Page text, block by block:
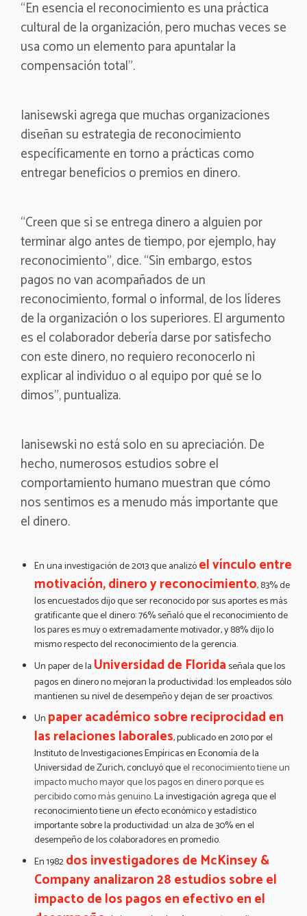
“En esencia el reconocimiento es una práctica
cultural de la organización, pero muchas veces se
usa como un elemento para apuntalar la
compensación total”.
Ianisewski agrega que muchas organizaciones
diseñan su estrategia de reconocimiento
específicamente en torno a prácticas como
entregar beneficios o premios en dinero.
“Creen que si se entrega dinero a alguien por
terminar algo antes de tiempo, por ejemplo, hay
reconocimiento”, dice. “Sin embargo, estos
pagos no van acompañados de un
reconocimiento, formal o informal, de los líderes
de la organización o los superiores. El argumento
es el colaborador debería darse por satisfecho
con este dinero, no requiero reconocerlo ni
explicar al individuo o al equipo por qué se lo
dimos”, puntualiza.
Ianisewski no está solo en su apreciación. De
hecho,numerosos estudios sobre el
comportamiento humanomuestran que cómo
nos sentimos es a menudo más importante que
el dinero.
En una investigación de 2013 queanalizóel vínculo entre
motivación, dinero y reconocimiento, 83% de
los encuestados dijo que ser reconocido por sus aportes es más
gratificante que el dinero: 76% señaló que el reconocimiento de
los pares es muy o extremadamente motivador, y 88% dijo lo
mismo respecto del reconocimiento de la gerencia.
Un paper de la Universidad de Florida señala que los
pagos en dinero no mejoran la productividad: los empleados sólo
mantienen su nivel de desempeño y dejan de ser proactivos.
Un paper académico sobre reciprocidad en
las relaciones laborales, publicado en 2010 por el
Instituto de Investigaciones Empíricas en Economía de la
Universidad de Zurich, concluyó queel reconocimiento tiene un
impacto mucho mayor que los pagos en dinero porque es
percibido como más genuino.La investigación agrega que el
reconocimiento tiene un efecto económico y estadístico
importante sobre la productividad: un alza de 30% en el
desempeño de los colaboradores en promedio.
En 1982dos investigadores de McKinsey &
Company analizaron 28 estudios sobre el
impacto de los pagos en efectivo en el